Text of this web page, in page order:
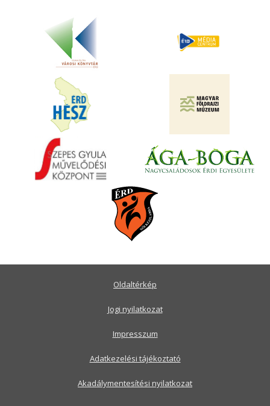
Oldaltérkép
Jogi nyilatkozat
Impresszum
Adatkezelési tájékoztató
Akadálymentesítési nyilatkozat